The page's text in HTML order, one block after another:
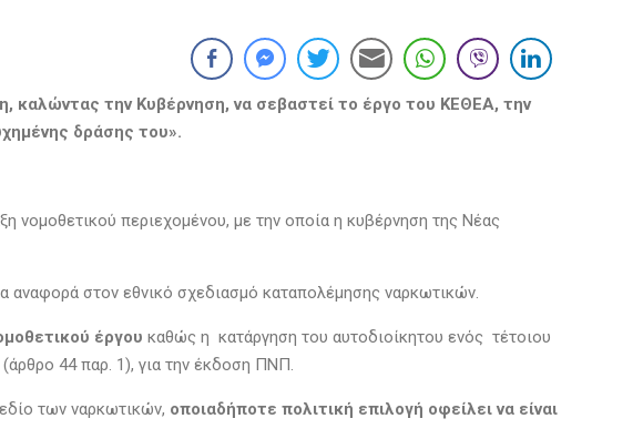
καλώντας την Κυβέρνηση, να σεβαστεί το έργο του ΚΕΘΕΑ, την
δράσης του».
νομοθετικού περιεχομένου, με την οποία η κυβέρνηση της Νέας
αναφορά στον εθνικό σχεδιασμό καταπολέμησης ναρκωτικών.
έργου καθώς η κατάργηση του αυτοδιοίκητου ενός τέτοιου
(άρθρο 44 παρ. 1), για την έκδοση ΠΝΠ.
των ναρκωτικών, οποιαδήποτε πολιτική επιλογή οφείλει να είναι